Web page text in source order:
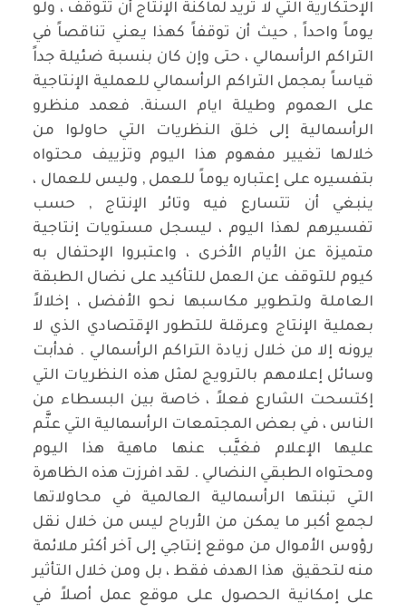
الإحتكارية التي لا تريد لماكنة الإنتاج أن تتوقف ، ولو
يوماً واحداً , حيث أن توقفاً كهذا يعني تناقصاً في
التراكم الرأسمالي ، حتى وإن كان بنسبة ضئيلة جداً
قياساً بمجمل التراكم الرأسمالي للعملية الإنتاجية
على العموم وطيلة ايام السنة. فعمد منظرو
الرأسمالية إلى خلق النظريات التي حاولوا من
خلالها تغيير مفهوم هذا اليوم وتزييف محتواه
بتفسيره على إعتباره يوماً للعمل , وليس للعمال ،
ينبغي أن تتسارع فيه وتائر الإنتاج , حسب
تفسيرهم لهذا اليوم ، ليسجل مستويات إنتاجية
متميزة عن الأيام الأخرى ، واعتبروا الإحتفال به
كيوم للتوقف عن العمل للتأكيد على نضال الطبقة
العاملة ولتطوير مكاسبها نحو الأفضل ، إخلالاً
بعملية الإنتاج وعرقلة للتطور الإقتصادي الذي لا
يرونه إلا من خلال زيادة التراكم الرأسمالي . فدأبت
وسائل إعلامهم بالترويج لمثل هذه النظريات التي
إكتسحت الشارع فعلاً ، خاصة بين البسطاء من
الناس ، في بعض المجتمعات الرأسمالية التي عتَّم
عليها الإعلام فغيَّب عنها ماهية هذا اليوم
ومحتواه الطبقي النضالي . لقد افرزت هذه الظاهرة
التي تبنتها الرأسمالية العالمية في محاولاتها
لجمع أكبر ما يمكن من الأرباح ليس من خلال نقل
رؤوس الأموال من موقع إنتاجي إلى آخر أكثر ملائمة
منه لتحقيق هذا الهدف فقط ، بل ومن خلال التأثير
على إمكانية الحصول على موقع عمل أصلاً في